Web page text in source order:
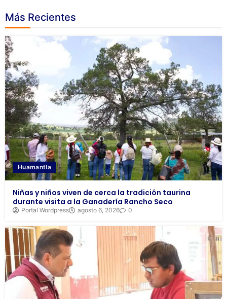
Más Recientes
Huamantla
Niñas y niños viven de cerca la tradición taurina
durante visita a la Ganadería Rancho Seco
Portal Wordpress agosto 6, 2026 0